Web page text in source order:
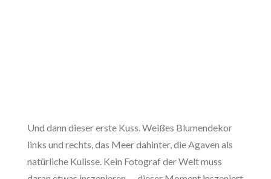
Und dann dieser erste Kuss. Weißes Blumendekor
links und rechts, das Meer dahinter, die Agaven als
natürliche Kulisse. Kein Fotograf der Welt muss